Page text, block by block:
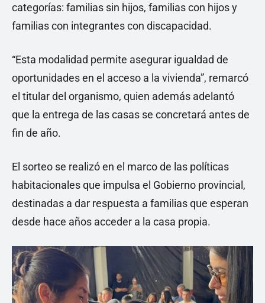
categorías: familias sin hijos, familias con hijos y
familias con integrantes con discapacidad.
“Esta modalidad permite asegurar igualdad de
oportunidades en el acceso a la vivienda”, remarcó
el titular del organismo, quien además adelantó
que la entrega de las casas se concretará antes de
fin de año.
El sorteo se realizó en el marco de las políticas
habitacionales que impulsa el Gobierno provincial,
destinadas a dar respuesta a familias que esperan
desde hace años acceder a la casa propia.